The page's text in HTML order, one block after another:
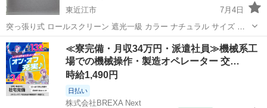
東近江市
7月4日
突っ張り式 ロールスクリーン 遮光一級 カラー ナチュラル サイズ 幅
162cm 高さ120cm 幅は窓枠内寸となります。 画像は取り付けしてあ
りますが、お譲りするのは注文し過ぎて余った物ですので新品未使用
品となり...
滋賀 東近江市 カーテン、ブラインド ブラインド
≪寮完備・月収34万円・派遣社員≫機械系工
場での機械操作・製造オペレーター 交…
時給1,490円
日払い
株式会社BREXA Next